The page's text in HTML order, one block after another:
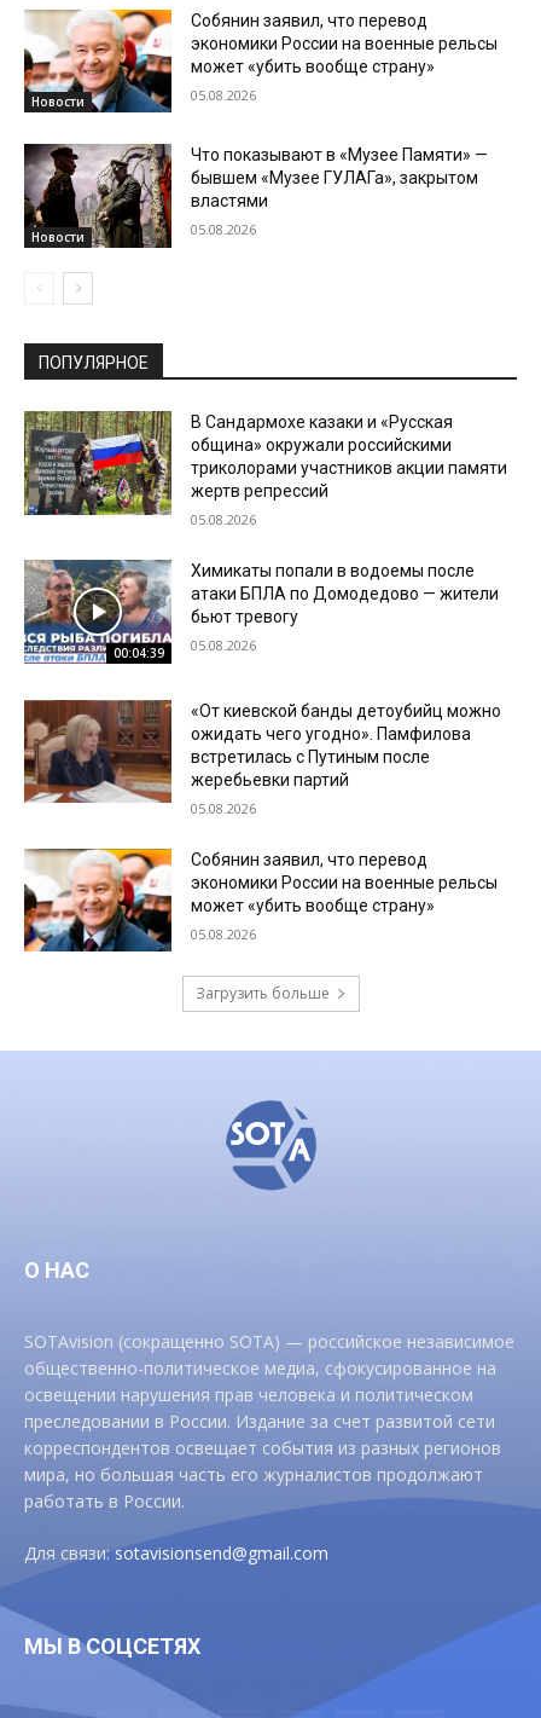
Новости
Собянин заявил, что перевод
экономики России на военные рельсы
может «убить вообще страну»
05.08.2026
Новости
Что показывают в «Музее Памяти» —
бывшем «Музее ГУЛАГа», закрытом
властями
05.08.2026
ПОПУЛЯРНОЕ
В Сандармохе казаки и «Русская
община» окружали российскими
триколорами участников акции памяти
жертв репрессий
05.08.2026
00:04:39
Химикаты попали в водоемы после
атаки БПЛА по Домодедово — жители
бьют тревогу
05.08.2026
«От киевской банды детоубийц можно
ожидать чего угодно». Памфилова
встретилась с Путиным после
жеребьевки партий
05.08.2026
Собянин заявил, что перевод
экономики России на военные рельсы
может «убить вообще страну»
05.08.2026
Загрузить больше
О НАС
SOTAvision (сокращенно SOTA) — российское независимое
общественно-политическое медиа, сфокусированное на
освещении нарушения прав человека и политическом
преследовании в России. Издание за счет развитой сети
корреспондентов освещает события из разных регионов
мира, но большая часть его журналистов продолжают
работать в России.
Для связи:sotavisionsend@gmail.com
МЫ В СОЦСЕТЯХ